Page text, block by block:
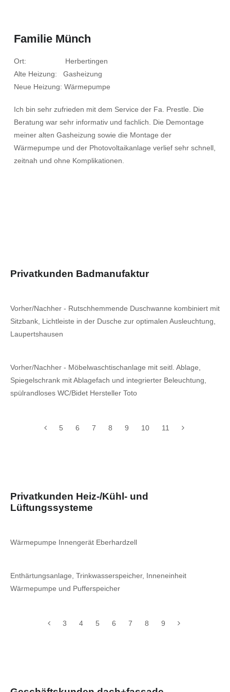
Familie Münch
Ort: Herbertingen
Alte Heizung: Gasheizung
Neue Heizung: Wärmepumpe
Ich bin sehr zufrieden mit dem Service der Fa. Prestle. Die
Beratung war sehr informativ und fachlich. Die Demontage
meiner alten Gasheizung sowie die Montage der
Wärmepumpe und der Photovoltaikanlage verlief sehr schnell,
zeitnah und ohne Komplikationen.
Privatkunden Badmanufaktur
Vorher/Nachher - Rutschhemmende Duschwanne kombiniert mit
Sitzbank, Lichtleiste in der Dusche zur optimalen Ausleuchtung,
Laupertshausen
Vorher/Nachher - Möbelwaschtischanlage mit seitl. Ablage,
Spiegelschrank mit Ablagefach und integrierter Beleuchtung,
spülrandloses WC/Bidet Hersteller Toto
5 6 7 8 9 10 11
Privatkunden Heiz-/Kühl- und
Lüftungssysteme
Wärmepumpe Innengerät Eberhardzell
Enthärtungsanlage, Trinkwasserspeicher, Inneneinheit
Wärmepumpe und Pufferspeicher
3 4 5 6 7 8 9